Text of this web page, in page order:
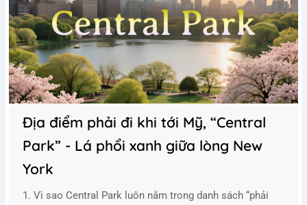
Địa điểm phải đi khi tới Mỹ, “Central
Park” - Lá phổi xanh giữa lòng New
York
1. Vì sao Central Park luôn nằm trong danh sách “phải